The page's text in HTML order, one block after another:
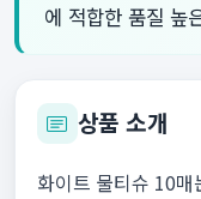
에 적합한 품질 높
상품 소개
화이트 물티슈 10